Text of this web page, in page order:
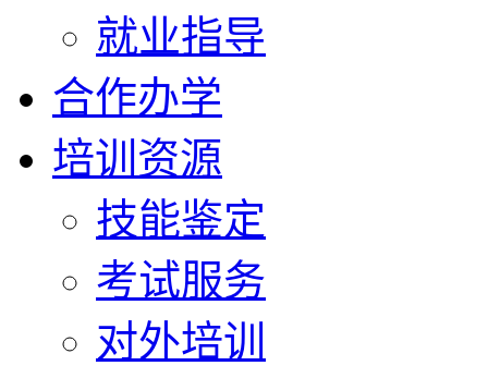
就业指导
合作办学
培训资源
技能鉴定
考试服务
对外培训